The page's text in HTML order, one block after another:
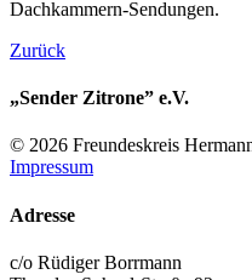
Dachkammern-Sendungen.
Zurück
„Sender Zitrone” e.V.
© 2026 Freundes­kreis
Impressum
Adresse
c/o Rüdiger Borrmann